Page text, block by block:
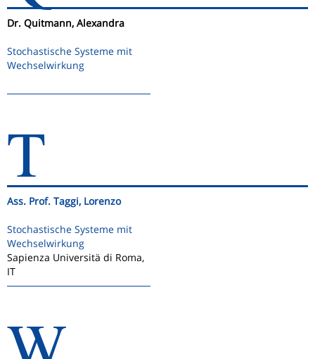
Dr. Quitmann, Alexandra
Stochastische Systeme mit
Wechselwirkung
T
Ass. Prof. Taggi, Lorenzo
Stochastische Systeme mit
Wechselwirkung
Sapienza Universitä di Roma,
IT